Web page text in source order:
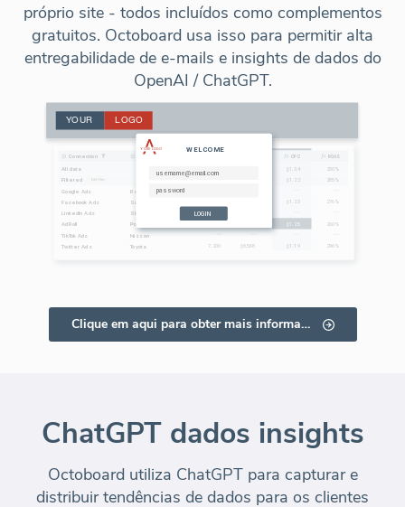
próprio site - todos incluídos como complementos
gratuitos. Octoboard usa isso para permitir alta
entregabilidade de e-mails e insights de dados do
OpenAI / ChatGPT.
Clique em aqui para obter mais informações
ChatGPT dados insights
Octoboard utiliza ChatGPT para capturar e
distribuir tendências de dados para os clientes